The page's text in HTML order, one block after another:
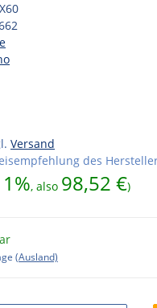
Versand
des
, also 98,52 €)
(Ausland)